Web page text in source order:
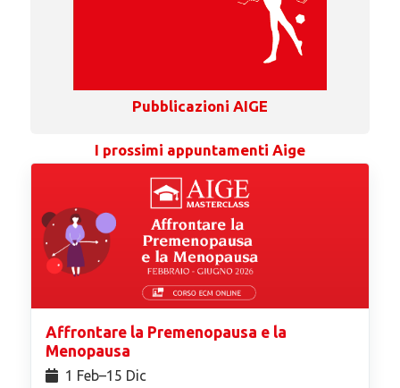
Pubblicazioni AIGE
I prossimi appuntamenti Aige
Affrontare la Premenopausa e la
Menopausa
1 Feb⁠–15 Dic